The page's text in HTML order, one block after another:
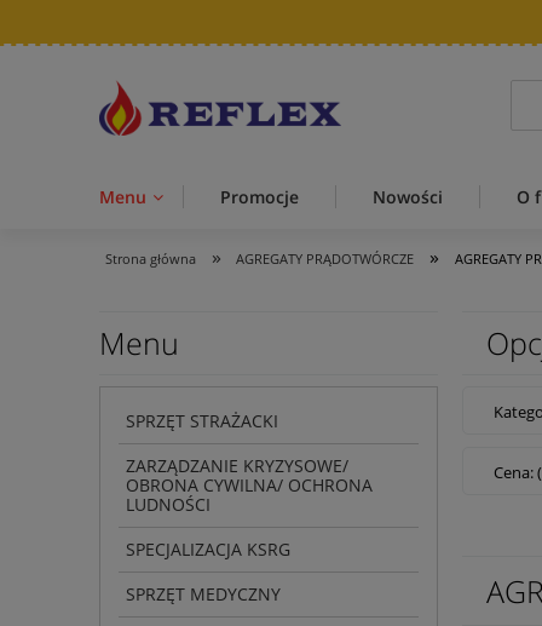
Menu Promocje Nowości O
Strona główna » AGREGATY PRĄDOTWÓRCZE » AGREGATY
Menu
SPRZĘT STRAŻACKI
ZARZĄDZANIE KRYZYSOWE/
OBRONA CYWILNA/ OCHRONA
LUDNOŚCI
SPECJALIZACJA KSRG
SPRZĘT MEDYCZNY
Cena: